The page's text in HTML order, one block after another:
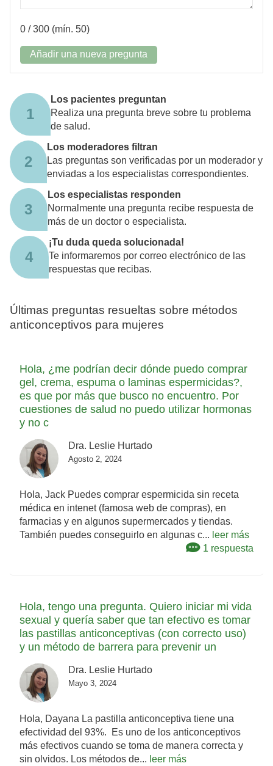
0 / 300 (mín. 50)
Añadir una nueva pregunta
1
Los pacientes preguntan
Realiza una pregunta breve sobre tu problema
de salud.
2
Los moderadores filtran
Las preguntas son verificadas por un moderador y
enviadas a los especialistas correspondientes.
3
Los especialistas responden
Normalmente una pregunta recibe respuesta de
más de un doctor o especialista.
4
¡Tu duda queda solucionada!
Te informaremos por correo electrónico de las
respuestas que recibas.
Últimas preguntas resueltas sobre métodos
anticonceptivos para mujeres
Hola, ¿me podrían decir dónde puedo comprar
gel, crema, espuma o laminas espermicidas?,
es que por más que busco no encuentro. Por
cuestiones de salud no puedo utilizar hormonas
y no c
Dra. Leslie Hurtado
Agosto 2, 2024
Hola, Jack Puedes comprar espermicida sin receta
médica en intenet (famosa web de compras), en
farmacias y en algunos supermercados y tiendas.
También puedes conseguirlo en algunas c... leer más
1 respuesta
Hola, tengo una pregunta. Quiero iniciar mi vida
sexual y quería saber que tan efectivo es tomar
las pastillas anticonceptivas (con correcto uso)
y un método de barrera para prevenir un
Dra. Leslie Hurtado
Mayo 3, 2024
Hola, Dayana La pastilla anticonceptiva tiene una
efectividad del 93%. Es uno de los anticonceptivos
más efectivos cuando se toma de manera correcta y
sin olvidos. Los métodos de... leer más